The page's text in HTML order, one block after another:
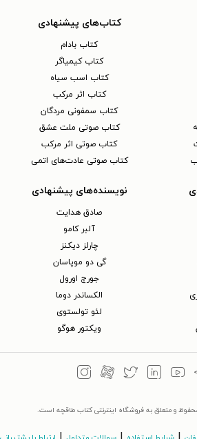
کتاب‌های پیشنهادی
کتاب بادام
کتاب کیمیاگر
کتاب اسب سیاه
کتاب اثر مرکب
کتاب سمفونی مردگان
کتاب صوتی ملت عشق
کتاب صوتی اثر مرکب
کتاب صوتی عادت‌های اتمی
نویسنده‌های پیشنهادی
صادق هدایت
آلبر کامو
چارلز دیکنز
گی دو موپاسان
جورج اورول
الکساندر دوما
لئو تولستوی
ویکتور هوگو
و متعلق به فروشگاه اینترنتی کتاب طاقچه است.